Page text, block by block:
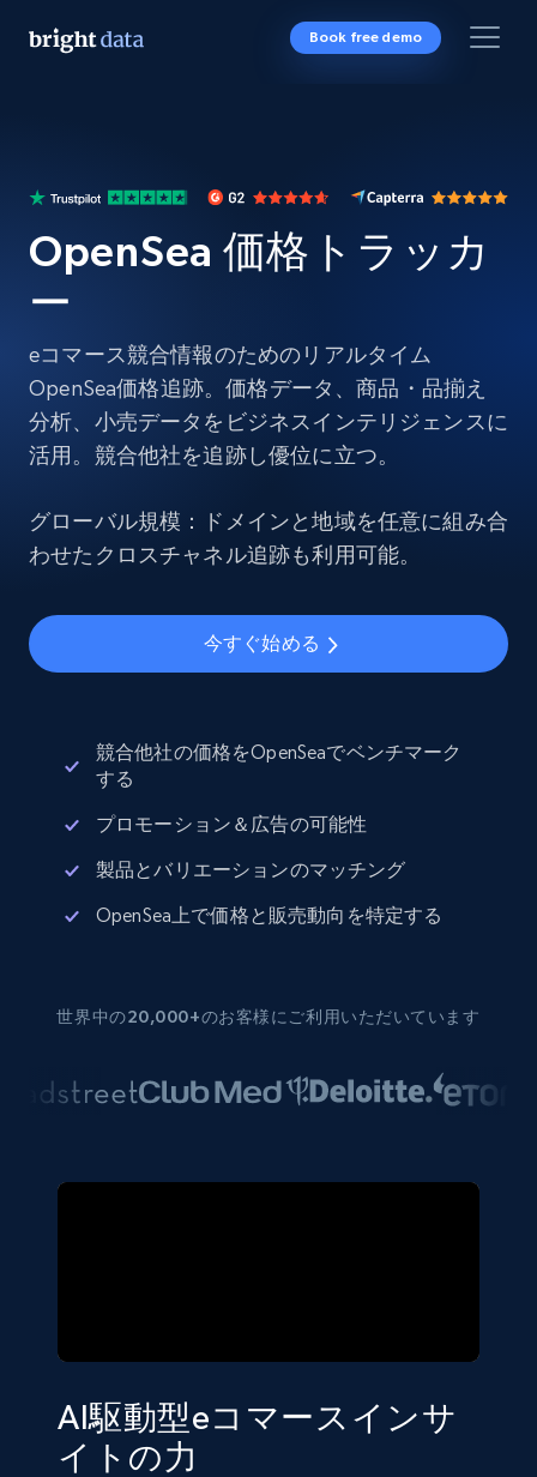
Book free demo
OpenSea 価格トラッカ
ー
eコマース競合情報のためのリアルタイム
OpenSea価格追跡。価格データ、商品・品揃え
分析、小売データをビジネスインテリジェンスに
活用。競合他社を追跡し優位に立つ。
グローバル規模：ドメインと地域を任意に組み合
わせたクロスチャネル追跡も利用可能。
今すぐ始める
競合他社の価格をOpenSeaでベンチマーク
する
プロモーション＆広告の可能性
製品とバリエーションのマッチング
OpenSea上で価格と販売動向を特定する
世界中の20,000+のお客様にご利用いただいています
AI駆動型eコマースインサ
イトの力